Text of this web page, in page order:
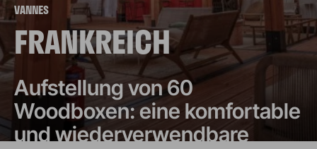
VANNES
FRANKREICH
Aufstellung von 60
Woodboxen: eine komfortable
und wiederverwendbare